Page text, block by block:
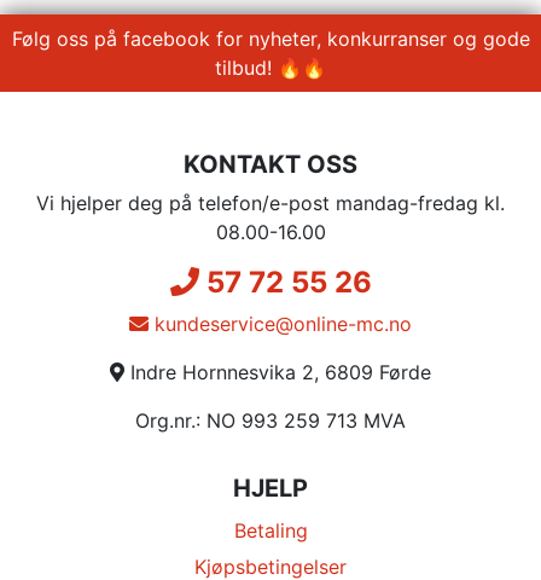
Følg oss på facebook for nyheter, konkurranser og gode
tilbud! 🔥🔥
KONTAKT OSS
Vi hjelper deg på telefon/e-post mandag-fredag kl.
08.00-16.00
57 72 55 26
kundeservice@online-mc.no
Indre Hornnesvika 2, 6809 Førde
Org.nr.: NO 993 259 713 MVA
HJELP
Betaling
Kjøpsbetingelser